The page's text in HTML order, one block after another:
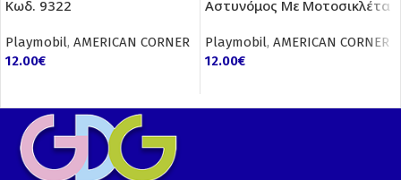
Κωδ. 9322
Playmobil, AMERICAN CORNER
12.00€
Αστυνόμος Με Μοτοσικλέτα
Playmobil, AMERICAN CORNER
12.00€